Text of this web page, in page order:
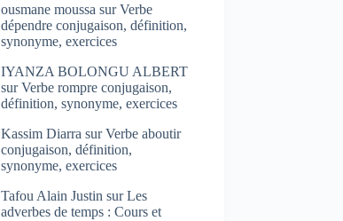
ousmane moussa surVerbe
dépendre conjugaison, définition,
synonyme, exercices
IYANZA BOLONGU ALBERT
surVerbe rompre conjugaison,
définition, synonyme, exercices
Kassim Diarra surVerbe aboutir
conjugaison, définition,
synonyme, exercices
Tafou Alain Justin surLes
adverbes de temps : Cours et